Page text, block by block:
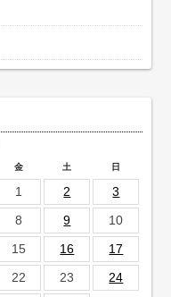
金 土 日
1 2
3
8 9
10
15 16
17
22 23
24